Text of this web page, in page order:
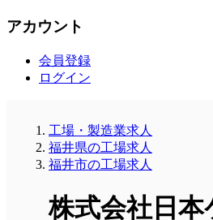
アカウント
会員登録
ログイン
工場・製造業求人
福井県の工場求人
福井市の工場求人
株式会社日